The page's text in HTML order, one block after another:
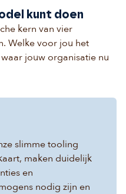
kunt doen
kern van vier
Welke voor jou het
jouw organisatie nu
slimme tooling
maken duidelijk
en
nodig zijn en